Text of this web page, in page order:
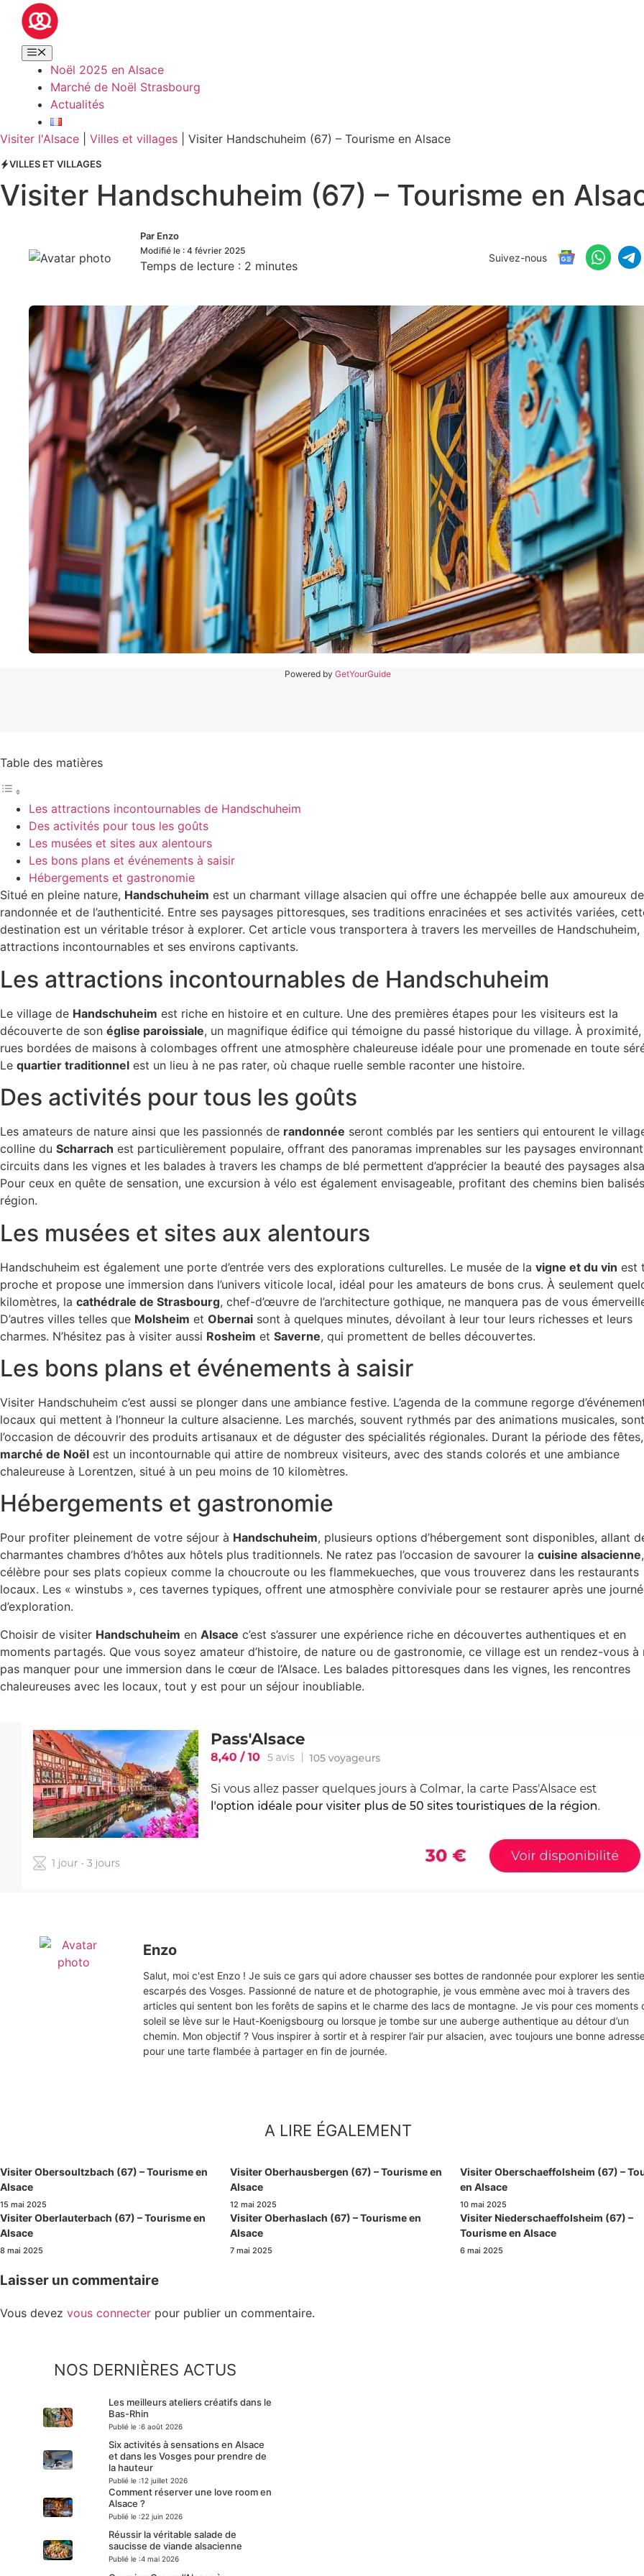
Noël 2025 en Alsace
Marché de Noël Strasbourg
Actualités
Visiter l'Alsace Villes et villages Visiter Handschuheim (67) – Tourisme en Alsace
VILLES ET VILLAGES
Visiter Handschuheim (67) – Tourisme en
Par Enzo
Modifié le : 4 février 2025
Temps de lecture : 2 minutes
Suivez-nous
Powered byGetYourGuide
Table des matières
Les attractions incontournables de Handschuheim
Des activités pour tous les goûts
Les musées et sites aux alentours
Les bons plans et événements à saisir
Hébergements et gastronomie
Situé en pleine nature, Handschuheim est un charmant village alsacien qui offre une échappée belle aux amoureux
randonnée et de l’authenticité. Entre ses paysages pittoresques, ses traditions enracinées et ses activités variées,
destination est un véritable trésor à explorer. Cet article vous transportera à travers les merveilles de Handschuheim,
attractions incontournables et ses environs captivants.
Les attractions incontournables de Handschuheim
Le village de Handschuheim est riche en histoire et en culture. Une des premières étapes pour les visiteurs est la
découverte de son église paroissiale, un magnifique édifice qui témoigne du passé historique du village. À proximité,
rues bordées de maisons à colombages offrent une atmosphère chaleureuse idéale pour une promenade en toute
Le quartier traditionnel est un lieu à ne pas rater, où chaque ruelle semble raconter une histoire.
Des activités pour tous les goûts
Les amateurs de nature ainsi que les passionnés de randonnée seront comblés par les sentiers qui entourent le
colline du Scharrach est particulièrement populaire, offrant des panoramas imprenables sur les paysages
circuits dans les vignes et les balades à travers les champs de blé permettent d’apprécier la beauté des paysages
Pour ceux en quête de sensation, une excursion à vélo est également envisageable, profitant des chemins bien
région.
Les musées et sites aux alentours
Handschuheim est également une porte d’entrée vers des explorations culturelles. Le musée de la vigne et du vin est
proche et propose une immersion dans l’univers viticole local, idéal pour les amateurs de bons crus. À seulement
kilomètres, la cathédrale de Strasbourg, chef-d’œuvre de l’architecture gothique, ne manquera pas de vous
D’autres villes telles que Molsheim et Obernai sont à quelques minutes, dévoilant à leur tour leurs richesses et leurs
charmes. N’hésitez pas à visiter aussi Rosheim et Saverne, qui promettent de belles découvertes.
Les bons plans et événements à saisir
Visiter Handschuheim c’est aussi se plonger dans une ambiance festive. L’agenda de la commune regorge
locaux qui mettent à l’honneur la culture alsacienne. Les marchés, souvent rythmés par des animations musicales, sont
l’occasion de découvrir des produits artisanaux et de déguster des spécialités régionales. Durant la période des
marché de Noël est un incontournable qui attire de nombreux visiteurs, avec des stands colorés et une ambiance
chaleureuse à Lorentzen, situé à un peu moins de 10 kilomètres.
Hébergements et gastronomie
Pour profiter pleinement de votre séjour à Handschuheim, plusieurs options d’hébergement sont disponibles, allant
charmantes chambres d’hôtes aux hôtels plus traditionnels. Ne ratez pas l’occasion de savourer la cuisine alsacienne,
célèbre pour ses plats copieux comme la choucroute ou les flammekueches, que vous trouverez dans les restaurants
locaux. Les « winstubs », ces tavernes typiques, offrent une atmosphère conviviale pour se restaurer après une
d’exploration.
Choisir de visiter Handschuheim en Alsace c’est s’assurer une expérience riche en découvertes authentiques et en
moments partagés. Que vous soyez amateur d’histoire, de nature ou de gastronomie, ce village est un rendez-vous à
pas manquer pour une immersion dans le cœur de l’Alsace. Les balades pittoresques dans les vignes, les rencontres
chaleureuses avec les locaux, tout y est pour un séjour inoubliable.
Enzo
Salut, moi c'est Enzo ! Je suis ce gars qui adore chausser ses bottes de randonnée pour explorer les
escarpés des Vosges. Passionné de nature et de photographie, je vous emmène avec moi à travers des
articles qui sentent bon les forêts de sapins et le charme des lacs de montagne. Je vis pour ces moments
soleil se lève sur le Haut-Koenigsbourg ou lorsque je tombe sur une auberge authentique au détour d’un
chemin. Mon objectif ? Vous inspirer à sortir et à respirer l’air pur alsacien, avec toujours une bonne
pour une tarte flambée à partager en fin de journée.
A LIRE ÉGALEMENT
Visiter Obersoultzbach (67) – Tourisme en
Alsace
15 mai 2025
Visiter Oberhausbergen (67) – Tourisme en
Alsace
12 mai 2025
Visiter Oberschaeffolsheim (67) –
en Alsace
10 mai 2025
Visiter Oberlauterbach (67) – Tourisme en
Alsace
8 mai 2025
Visiter Oberhaslach (67) – Tourisme en
Alsace
7 mai 2025
Visiter Niederschaeffolsheim (67) –
Tourisme en Alsace
6 mai 2025
Laisser un commentaire
Vous devez vous connecter pour publier un commentaire.
NOS DERNIÈRES ACTUS
Les meilleurs ateliers créatifs dans le
Bas-Rhin
Publié le :6 août 2026
Six activités à sensations en Alsace
et dans les Vosges pour prendre de
la hauteur
Publié le :12 juillet 2026
Comment réserver une love room en
Alsace ?
Publié le :22 juin 2026
Réussir la véritable salade de
saucisse de viande alsacienne
Publié le :4 mai 2026